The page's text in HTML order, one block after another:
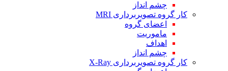
چشم انداز
کار گروه تصویربرداری MRI
اعضای گروه
ماموریت
اهداف
چشم انداز
کار گروه تصویربرداری X-Ray